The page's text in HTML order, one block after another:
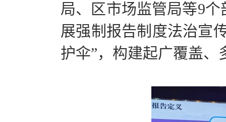
局、区市场监管局等9
展强制报告制度法治宣
护伞”，构建起广覆盖、